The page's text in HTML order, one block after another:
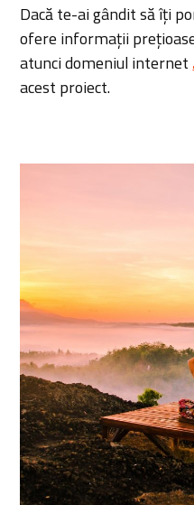
Dacă te-ai gândit să îți
ofere informații
atunci domeniul internet
acest proiect.